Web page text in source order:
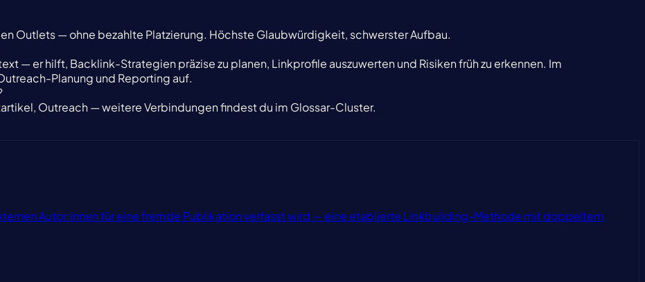
Outlets — ohne bezahlte Platzierung. Höchste Glaubwürdigkeit, schwerster Aufbau.
— er hilft, Backlink-Strategien präzise zu planen, Linkprofile auszuwerten und Risiken früh zu erkennen. Im
Planung und Reporting auf.
Outreach — weitere Verbindungen findest du im Glossar-Cluster.
Autor:innen für eine fremde Publikation verfasst wird — eine etablierte Linkbuilding-Methode mit doppeltem